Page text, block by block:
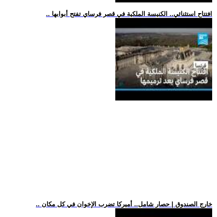
.. افتتاح استثنائي.. الكنيسة الملكية في قصر فرساي تفتح أبوابها
.. خارج الصندوق | حصار شامل.. أميركا تضرب الإخوان في كل مكان